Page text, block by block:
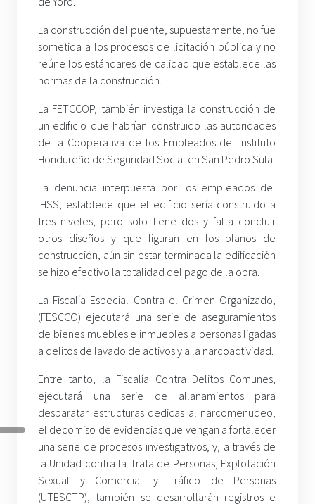
La construcción del puente, supuestamente, no fue
sometida a los procesos de licitación pública y no
reúne los estándares de calidad que establece las
normas de la construcción.
La FETCCOP, también investiga la construcción de
un edificio que habrían construido las autoridades
de la Cooperativa de los Empleados del Instituto
Hondureño de Seguridad Social en San Pedro Sula.
La denuncia interpuesta por los empleados del
IHSS, establece que el edificio sería construido a
tres niveles, pero solo tiene dos y falta concluir
otros diseños y que figuran en los planos de
construcción, aún sin estar terminada la edificación
se hizo efectivo la totalidad del pago de la obra.
La Fiscalía Especial Contra el Crimen Organizado,
(FESCCO) ejecutará una serie de aseguramientos
de bienes muebles e inmuebles a personas ligadas
a delitos de lavado de activos y a la narcoactividad.
Entre tanto, la Fiscalía Contra Delitos Comunes,
ejecutará una serie de allanamientos para
desbaratar estructuras dedicas al narcomenudeo,
el decomiso de evidencias que vengan a fortalecer
una serie de procesos investigativos, y, a través de
la Unidad contra la Trata de Personas, Explotación
Sexual y Comercial y Tráfico de Personas
(UTESCTP), también se desarrollarán registros e